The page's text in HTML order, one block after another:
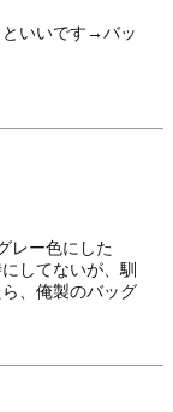
といいです→バッ
レー色にした
してないが、馴
、俺製のバッグ